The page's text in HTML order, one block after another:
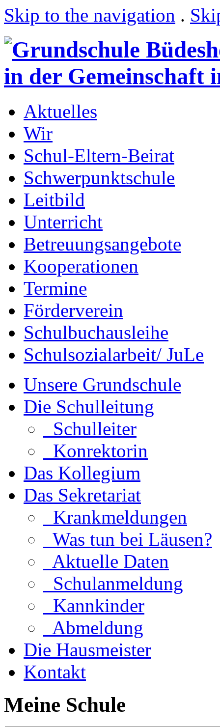
Skip to the navigation .
Aktuelles
Wir
Schul-Eltern-Beirat
Schwerpunktschule
Leitbild
Unterricht
Betreuungsangebote
Kooperationen
Termine
Förderverein
Schulbuchausleihe
Schulsozialarbeit/ JuLe
Unsere Grundschule
Die Schulleitung
Schulleiter
Konrektorin
Das Kollegium
Das Sekretariat
Krankmeldungen
Was tun bei Läusen?
Aktuelle Daten
Schulanmeldung
Kannkinder
Abmeldung
Die Hausmeister
Kontakt
Meine Schule